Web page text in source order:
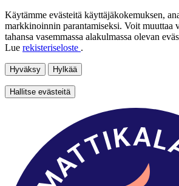
Käytämme evästeitä käyttäjäkokemuksen,
markkinoinnin parantamiseksi. Voit muuttaa
tahansa vasemmassa alakulmassa olevan
Lue rekisteriseloste .
Hyväksy Hylkää
Hallitse evästeitä